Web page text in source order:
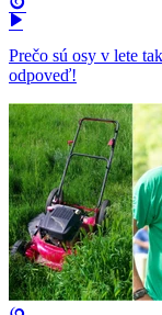
Prečo sú osy v lete
odpoveď!